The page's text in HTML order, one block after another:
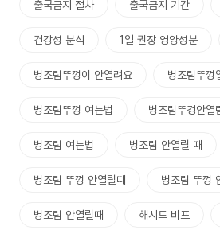
출국금지 절차 출국금지 기간
건강성 분석 1일 권장 영양성분
병조림뚜껑이 안열려요 병조림뚜껑
병조림뚜껑 여는법 병조림뚜겅안열
병조림 여는법 병조림 안열릴 때
병조림 뚜껑 안열릴때 병조림 뚜껑
병조림 안열릴때 해시드 비프